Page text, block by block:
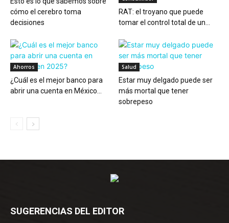
cómo el cerebro toma
decisiones
RAT: el troyano que puede
tomar el control total de un...
Ahorros
¿Cuál es el mejor banco para
abrir una cuenta en México...
Salud
Estar muy delgado puede ser
más mortal que tener
sobrepeso
SUGERENCIAS DEL EDITOR